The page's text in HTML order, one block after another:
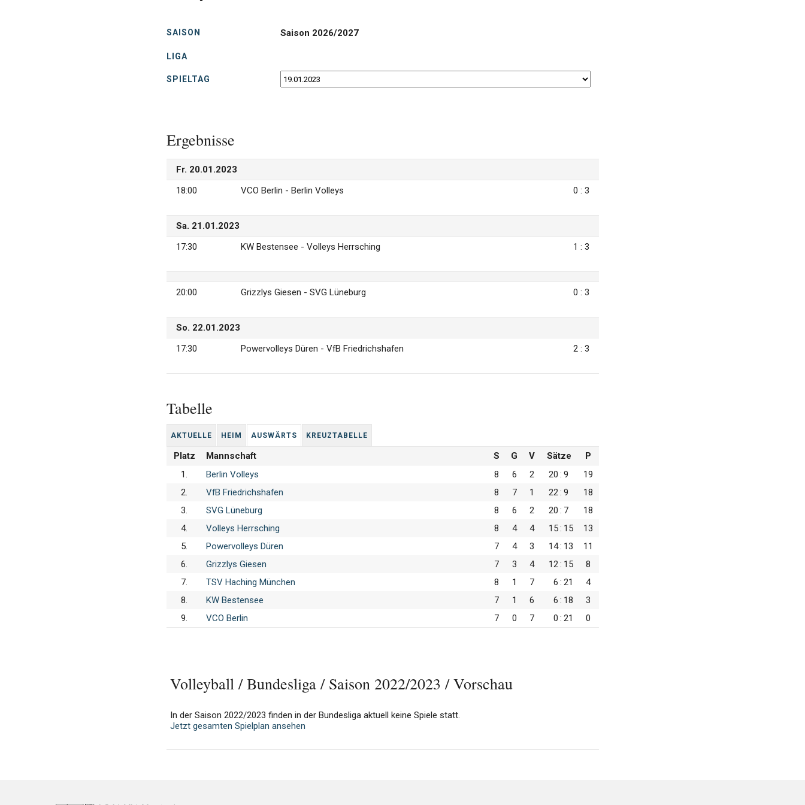
SAI­SON Saison 2026/2027
LI­GA
SPIEL­TAG
Er­geb­nis­se
Fr. 20.01.2023
18:00
VCO Berlin - Berlin Volleys 0 : 3
Sa. 21.01.2023
17:30
KW Bestensee - Volleys Herrsching 1 : 3
20:00 Grizzlys Giesen - SVG Lüneburg 0 : 3
So. 22.01.2023
17:30
Powervolleys Düren - VfB Friedrichshafen 2 : 3
Tabelle
AK­TU­EL­LE HEIM AUS­WÄRTS KREUZ­TA­BEL­LE
Platz Mann­schaft S G V Sätze
P
1.
Berlin Volleys 8 6 2 20 : 9
19
2.
VfB Friedrichshafen 8 7 1 22: 9
18
3.
SVG Lüneburg 8 6 2 20 : 7
18
4.
Volleys Herrsching 8 4 4 15: 15
13
5.
Powervolleys Düren 7 4 3 14: 13
11
6.
Grizzlys Giesen 7 3 4 12: 15
8
7.
TSV Haching München 8 1 7 6 : 21
4
8.
KW Bestensee 7 1 6 6 : 18
3
9.
VCO Berlin 7 0 7 0 : 21 0
Volleyball / Bundesliga / Saison 2022/2023 / Vorschau
In der Saison 2022/2023 finden in der Bundesliga aktuell keine Spiele statt.
Jetzt gesamten Spielplan ansehen